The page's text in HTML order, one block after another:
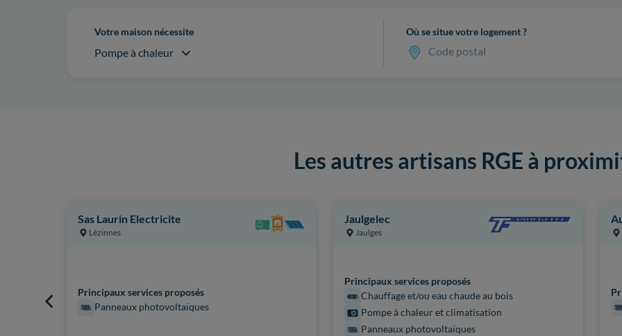
Votre maison nécessite
Pompe à chaleur
Où se situe votre logement ?
Code postal
Les autres artisans RGE à
Sas Laurin Electricite
Lézinnes
Principaux services proposés
Panneaux photovoltaïques
Jaulgelec
Jaulges
Principaux services proposés
Chauffage et/ou eau chaude au bois
Pompe à chaleur et climatisation
Panneaux photovoltaïques